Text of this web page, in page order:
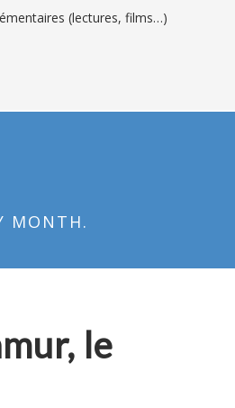
(lectures, films…)
MONTH.
le